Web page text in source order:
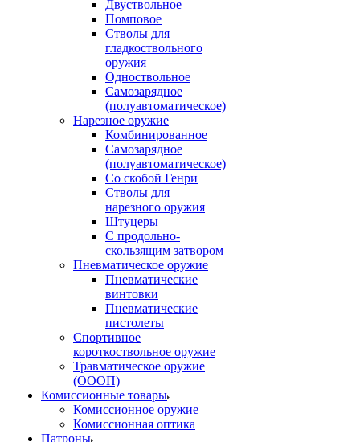
Двуствольное
Помповое
Стволы для
гладкоствольного
оружия
Одноствольное
Самозарядное
(полуавтоматическое)
Нарезное оружие
Комбинированное
Самозарядное
(полуавтоматическое)
Со скобой Генри
Стволы для
нарезного оружия
Штуцеры
С продольно-
скользящим затвором
Пневматическое оружие
Пневматические
винтовки
Пневматические
пистолеты
Спортивное
короткоствольное оружие
Травматическое оружие
(ОООП)
Комиссионные товары
Комиссионное оружие
Комиссионная оптика
Патроны